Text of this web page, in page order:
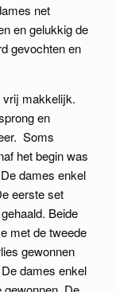
net
en gelukkig de
gevochten en
vrij makkelijk.
en
Soms
het begin was
dames enkel
eerste set
Beide
met de tweede
gewonnen
dames enkel